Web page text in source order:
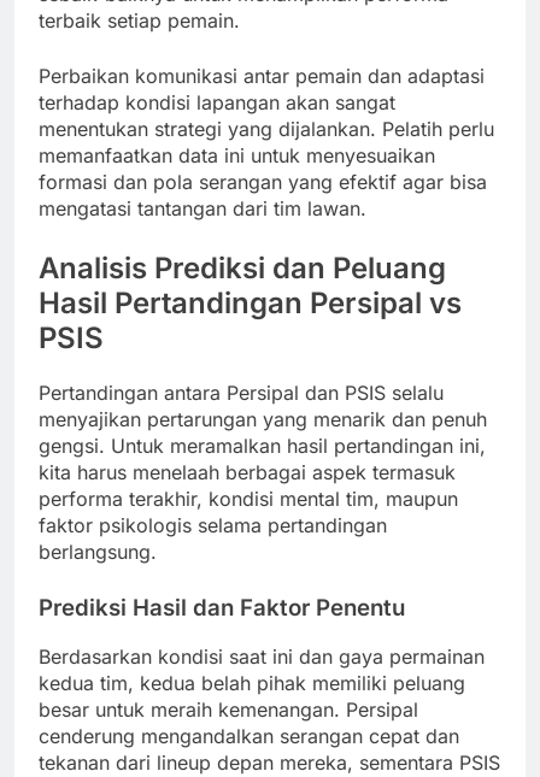
terbaik setiap pemain.
Perbaikan komunikasi antar pemain dan adaptasi
terhadap kondisi lapangan akan sangat
menentukan strategi yang dijalankan. Pelatih perlu
memanfaatkan data ini untuk menyesuaikan
formasi dan pola serangan yang efektif agar bisa
mengatasi tantangan dari tim lawan.
Analisis Prediksi dan Peluang
Hasil Pertandingan Persipal vs
PSIS
Pertandingan antara Persipal dan PSIS selalu
menyajikan pertarungan yang menarik dan penuh
gengsi. Untuk meramalkan hasil pertandingan ini,
kita harus menelaah berbagai aspek termasuk
performa terakhir, kondisi mental tim, maupun
faktor psikologis selama pertandingan
berlangsung.
Prediksi Hasil dan Faktor Penentu
Berdasarkan kondisi saat ini dan gaya permainan
kedua tim, kedua belah pihak memiliki peluang
besar untuk meraih kemenangan. Persipal
cenderung mengandalkan serangan cepat dan
tekanan dari lineup depan mereka, sementara PSIS